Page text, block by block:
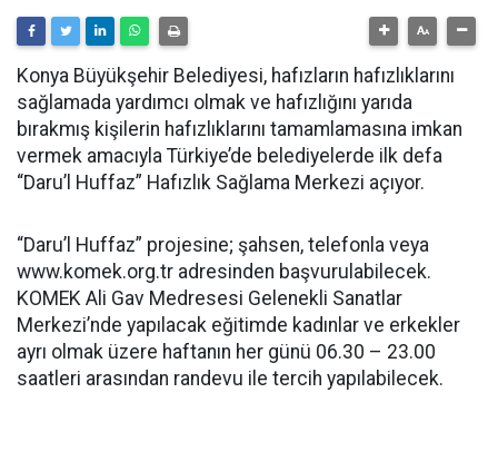
Konya Büyükşehir Belediyesi, hafızların hafızlıklarını
sağlamada yardımcı olmak ve hafızlığını yarıda
bırakmış kişilerin hafızlıklarını tamamlamasına imkan
vermek amacıyla Türkiye’de belediyelerde ilk defa
“Daru’l Huffaz” Hafızlık Sağlama Merkezi açıyor.
“Daru’l Huffaz” projesine; şahsen, telefonla veya
www.komek.org.tr adresinden başvurulabilecek.
KOMEK Ali Gav Medresesi Gelenekli Sanatlar
Merkezi’nde yapılacak eğitimde kadınlar ve erkekler
ayrı olmak üzere haftanın her günü 06.30 – 23.00
saatleri arasından randevu ile tercih yapılabilecek.